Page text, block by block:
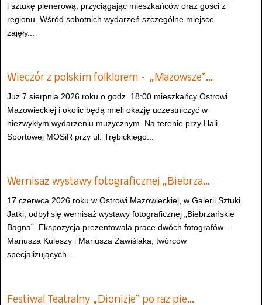
i sztukę plenerową, przyciągając mieszkańców oraz gości z
regionu. Wśród sobotnich wydarzeń szczególne miejsce
zajęły...
Wieczór z polskim folklorem – „Mazowsze”…
Już 7 sierpnia 2026 roku o godz. 18:00 mieszkańcy Ostrowi
Mazowieckiej i okolic będą mieli okazję uczestniczyć w
niezwykłym wydarzeniu muzycznym. Na terenie przy Hali
Sportowej MOSiR przy ul. Trębickiego...
Wernisaż wystawy fotograficznej „Biebrza…
17 czerwca 2026 roku w Ostrowi Mazowieckiej, w Galerii Sztuki
Jatki, odbył się wernisaż wystawy fotograficznej „Biebrzańskie
Bagna”. Ekspozycja prezentowała prace dwóch fotografów –
Mariusza Kuleszy i Mariusza Zawiślaka, twórców
specjalizujących...
Festiwal Teatralny „Dionizje” po raz pie…